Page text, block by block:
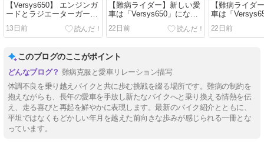
【Versys650】 エンジンガ
ードとラジエーターガード
取り付けた！
13日前
【難病ライダー】新しい愛
車は「Versys650」になり
ました
22日前
【難病ライダ
車は「
ました
22日前
このブログのここがポイント
難病克服と愛車リレーション描写
体調不良を乗り越えバイクと共に歩む挑戦を綴る場所です。難病の制約を
抱えながらも、長年の愛車を手放し新たなバイクへと乗り換える情熱を伝
え、走る喜びと再起を鮮やかに表現します。最新のバイク紹介とともに、
平坦ではなくもどかしい年月を越えた前向きな歩みが感じられる一冊とな
っています。